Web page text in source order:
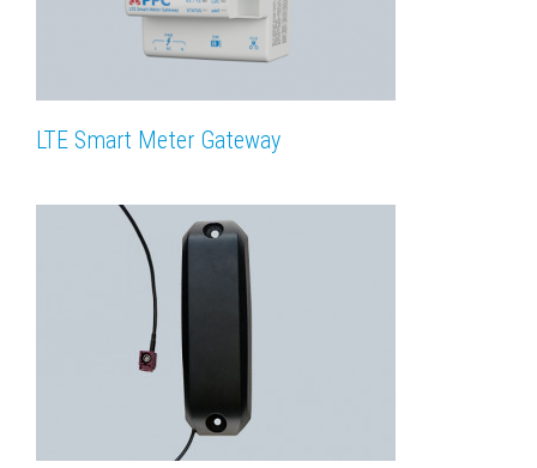
LTE Smart Meter Gateway